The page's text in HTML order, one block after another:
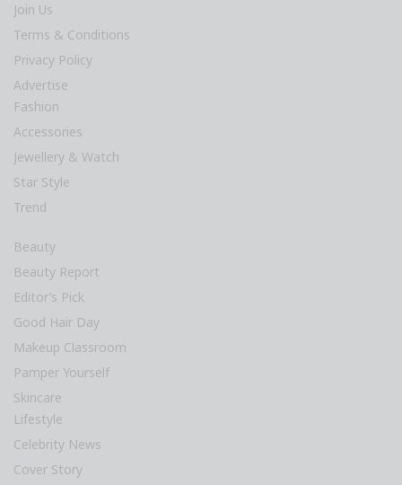
Join Us
Terms & Conditions
Privacy Policy
Advertise
Fashion
Accessories
Jewellery & Watch
Star Style
Trend
Beauty
Beauty Report
Editor’s Pick
Good Hair Day
Makeup Classroom
Pamper Yourself
Skincare
Lifestyle
Celebrity News
Cover Story